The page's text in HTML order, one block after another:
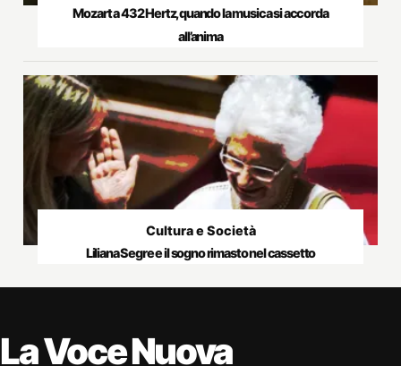
Mozart a 432 Hertz, quando la musica si accorda
all’anima
Cultura e Società
Liliana Segre e il sogno rimasto nel cassetto
La Voce Nuova